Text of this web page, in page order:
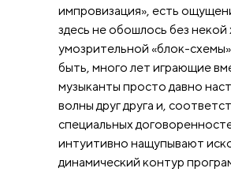
импровизация», есть
здесь не обошлось без некой
умозрительной «блок-
быть, много лет играющие
музыканты просто давно
волны друг друга и,
специальных
интуитивно нащупывают
динамический контур